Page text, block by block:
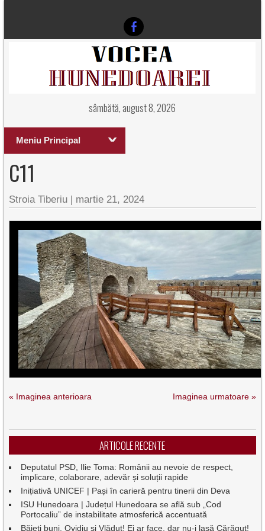
sâmbătă, august 8, 2026
Meniu Principal
C11
Stroia Tiberiu | martie 21, 2024
« Imaginea anterioara Imaginea urmatoare »
ARTICOLE RECENTE
Deputatul PSD, Ilie Toma: Românii au nevoie de respect,
implicare, colaborare, adevăr și soluții rapide
Inițiativă UNICEF | Pași în carieră pentru tinerii din Deva
ISU Hunedoara | Județul Hunedoara se află sub „Cod
Portocaliu” de instabilitate atmosferică accentuată
Băieți buni, Ovidiu și Vlăduț! Ei ar face, dar nu-i lasă Cărăguț!